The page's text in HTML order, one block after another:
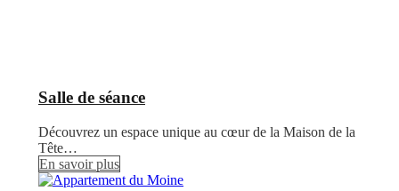
Salle de séance
Découvrez un espace unique au cœur de la Maison de la
Tête…
En savoir plus